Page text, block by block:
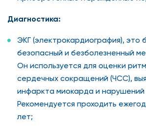
Диагностика:
ЭКГ (электрокардиография), это
безопасный и безболезненный
Он используется для оценки
сердечных сокращений (ЧСС),
инфаркта миокарда и
Рекомендуется проходить
лет;